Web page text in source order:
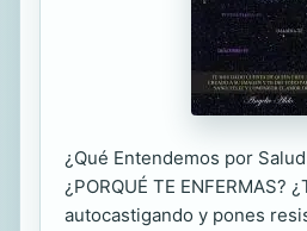
¿Qué Entendemos por
¿PORQUÉ TE ENFERMAS?
autocastigando y pones